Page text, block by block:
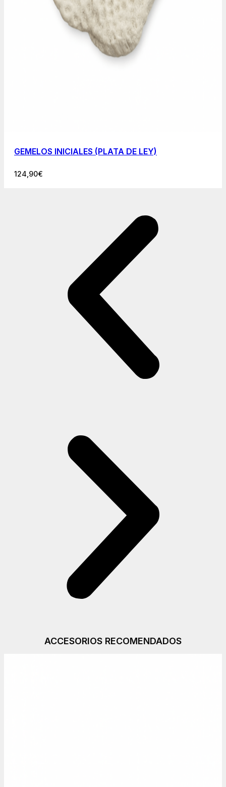
GEMELOS INICIALES (PLATA DE LEY)
124,90€
ACCESORIOS RECOMENDADOS